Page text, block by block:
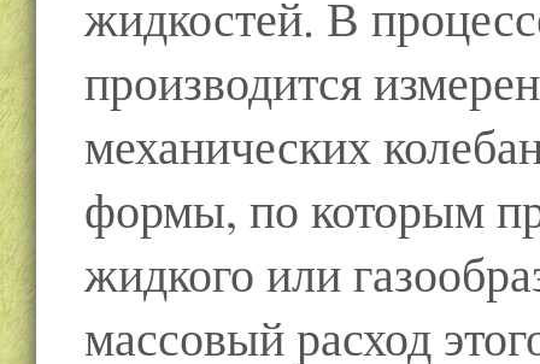
жидкостей. В
производится
механических
формы, по которым
жидкого или
массовый расход